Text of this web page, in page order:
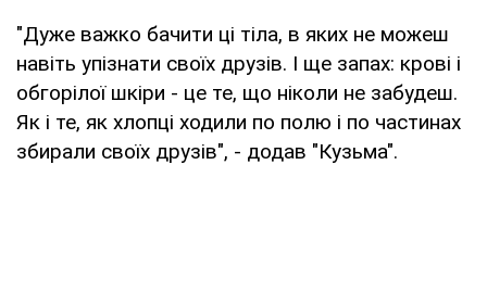
"Дуже важко бачити ці тіла, в яких не можеш
навіть упізнати своїх друзів. І ще запах: крові і
обгорілої шкіри - це те, що ніколи не забудеш.
Як і те, як хлопці ходили по полю і по частинах
збирали своїх друзів", - додав "Кузьма".